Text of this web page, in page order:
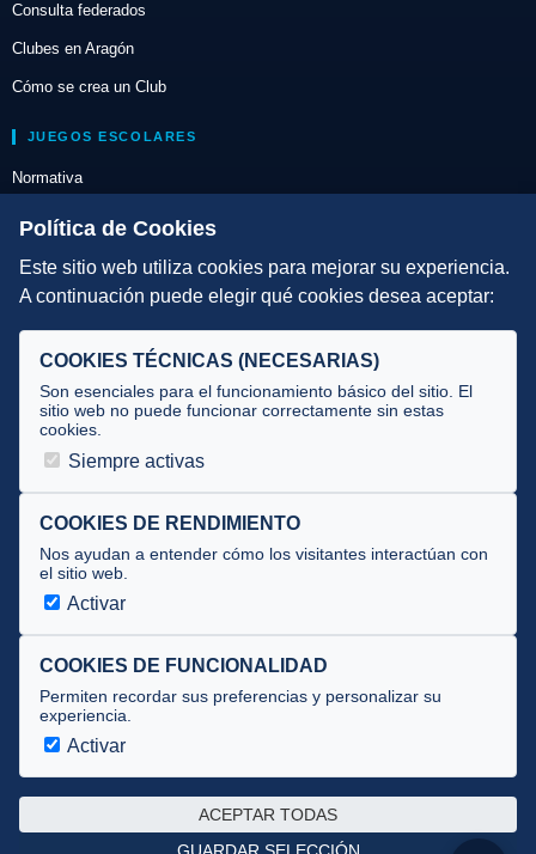
Consulta federados
Clubes en Aragón
Cómo se crea un Club
JUEGOS ESCOLARES
Normativa
Escuelas de Triatlón
DIRECCIÓN TÉCNICA
Selecciones
Tecnificación
JUECES Y OFICIALES
Documentos
Cursos
Circulares oficiales
Convocatorias y Equipaciones
Av. José Atarés 101, semisótano. 50018 Zaragoza
Privacidad · Cookies
Política de Cookies
Este sitio web utiliza cookies para mejorar su experiencia.
A continuación puede elegir qué cookies desea aceptar:
COOKIES TÉCNICAS (NECESARIAS)
Son esenciales para el funcionamiento básico del sitio. El
sitio web no puede funcionar correctamente sin estas
cookies.
Siempre activas
COOKIES DE RENDIMIENTO
Nos ayudan a entender cómo los visitantes interactúan con
el sitio web.
Activar
COOKIES DE FUNCIONALIDAD
Permiten recordar sus preferencias y personalizar su
experiencia.
Activar
ACEPTAR TODAS